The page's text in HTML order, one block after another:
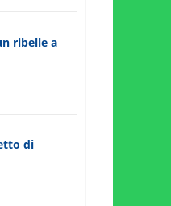
ribelle a
di